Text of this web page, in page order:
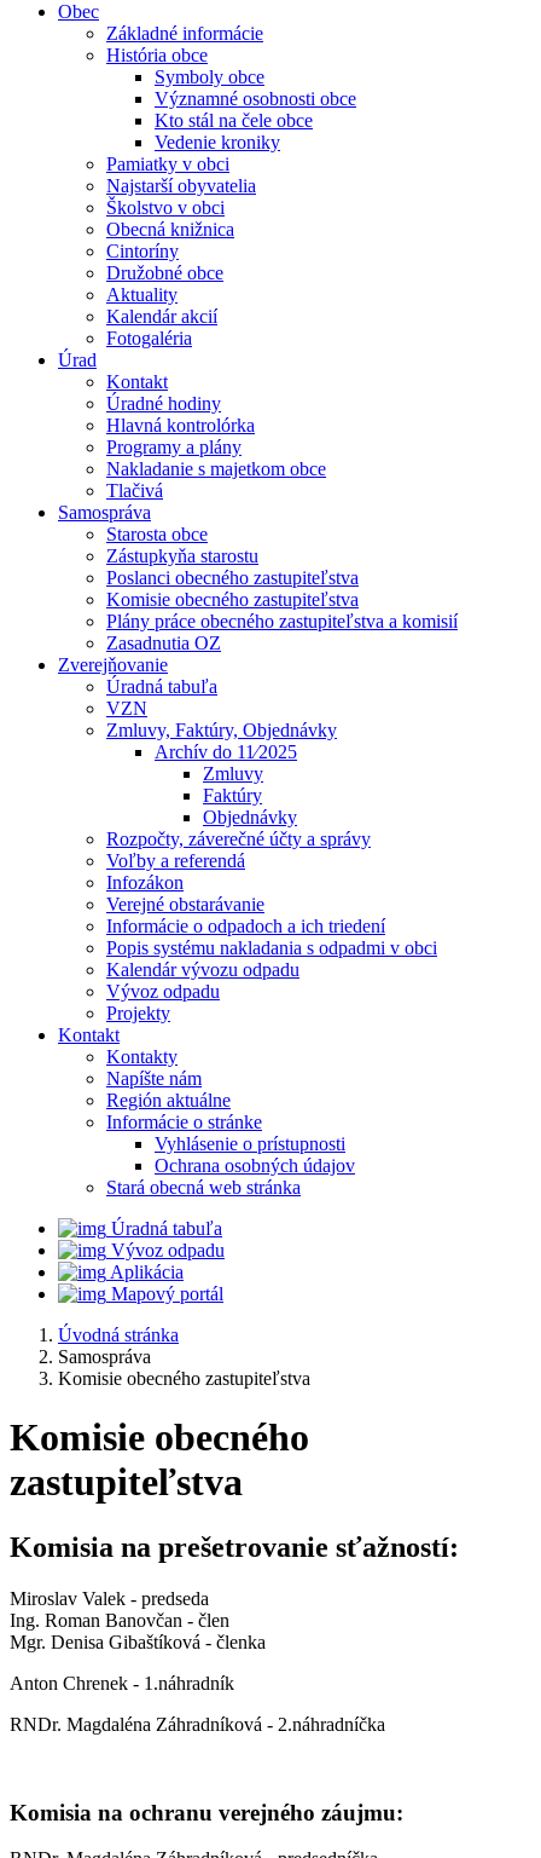
Obec
Základné informácie
História obce
Symboly obce
Významné osobnosti obce
Kto stál na čele obce
Vedenie kroniky
Pamiatky v obci
Najstarší obyvatelia
Školstvo v obci
Obecná knižnica
Cintoríny
Družobné obce
Aktuality
Kalendár akcií
Fotogaléria
Úrad
Kontakt
Úradné hodiny
Hlavná kontrolórka
Programy a plány
Nakladanie s majetkom obce
Tlačivá
Samospráva
Starosta obce
Zástupkyňa starostu
Poslanci obecného zastupiteľstva
Komisie obecného zastupiteľstva
Plány práce obecného zastupiteľstva a komisií
Zasadnutia OZ
Zverejňovanie
Úradná tabuľa
VZN
Zmluvy, Faktúry, Objednávky
Archív do 11⁄2025
Zmluvy
Faktúry
Objednávky
Rozpočty, záverečné účty a správy
Voľby a referendá
Infozákon
Verejné obstarávanie
Informácie o odpadoch a ich triedení
Popis systému nakladania s odpadmi v obci
Kalendár vývozu odpadu
Vývoz odpadu
Projekty
Kontakt
Kontakty
Napíšte nám
Región aktuálne
Informácie o stránke
Vyhlásenie o prístupnosti
Ochrana osobných údajov
Stará obecná web stránka
Úradná tabuľa
Vývoz odpadu
Aplikácia
Mapový portál
Úvodná stránka
Samospráva
Komisie obecného zastupiteľstva
Komisie obecného
zastupiteľstva
Komisia na prešetrovanie sťažností:
Miroslav Valek - predseda
Ing. Roman Banovčan - člen
Mgr. Denisa Gibaštíková - členka
Anton Chrenek - 1.náhradník
RNDr. Magdaléna Záhradníková - 2.náhradníčka
Komisia na ochranu verejného záujmu: